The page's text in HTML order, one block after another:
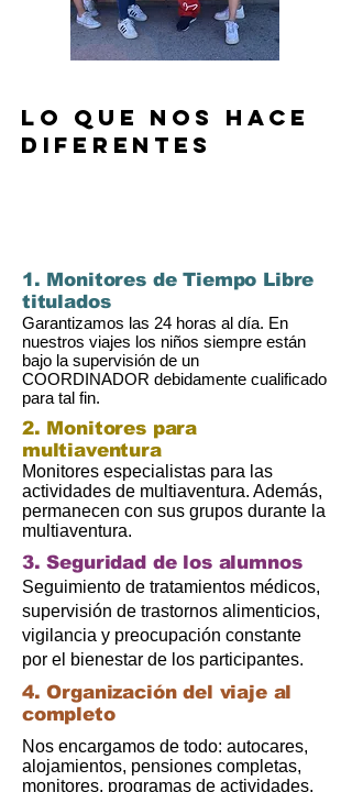
LO QUE NOS HACE
DIFERENTES
1. Monitores de Tiempo Libre
titulados
Garantizamos las 24 horas al día. En
nuestros viajes los niños siempre están
bajo la supervisión de un
COORDINADOR debidamente cualificado
para tal fin.
2. Monitores para
multiaventura
Monitores especialistas para las
actividades de multiaventura. Además,
permanecen con sus grupos durante la
multiaventura.
3. Seguridad de los alumnos
Seguimiento de tratamientos médicos,
supervisión de trastornos alimenticios,
vigilancia y preocupación constante
por el bienestar de los participantes.
4. Organización del viaje al
completo
Nos encargamos de todo: autocares,
alojamientos, pensiones completas,
monitores, programas de actividades,